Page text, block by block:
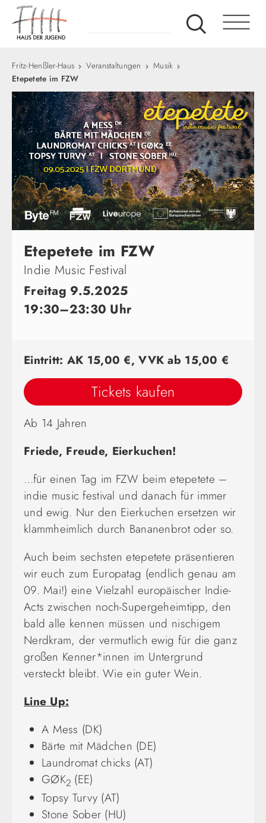
Fritz-Henßler-Haus Veranstaltungen
Musik
Etepetete im FZW
Etepetete im FZW
Indie Music Festival
Freitag 9.5.2025
19:30–23:30 Uhr
Eintritt: AK 15,00 €, VVK ab 15,00 €
Tickets kaufen
Ab 14 Jahren
Friede, Freude, Eierkuchen!
...für einen Tag im FZW beim etepetete –
indie music festival und danach für immer
und ewig. Nur den Eierkuchen ersetzen wir
klammheimlich durch Bananenbrot oder so.
Auch beim sechsten etepetete präsentieren
wir euch zum Europatag (endlich genau am
09. Mai!) eine Vielzahl europäischer Indie-
Acts zwischen noch-Supergeheimtipp, den
bald alle kennen müssen und nischigem
Nerdkram, der vermutlich ewig für die ganz
großen Kenner*innen im Untergrund
versteckt bleibt. Wie ein guter Wein.
Line Up:
A Mess (DK)
Bärte mit Mädchen (DE)
Laundromat chicks (AT)
GØK2 (EE)
Topsy Turvy (AT)
Stone Sober (HU)